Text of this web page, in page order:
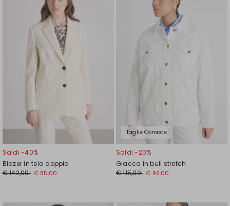
Saldi -40%
Blazer in tela doppia
€ 142,00 € 85,00
Taglie Comode
Saldi -20%
Giacca in bull stretch
€ 115,00 € 92,00